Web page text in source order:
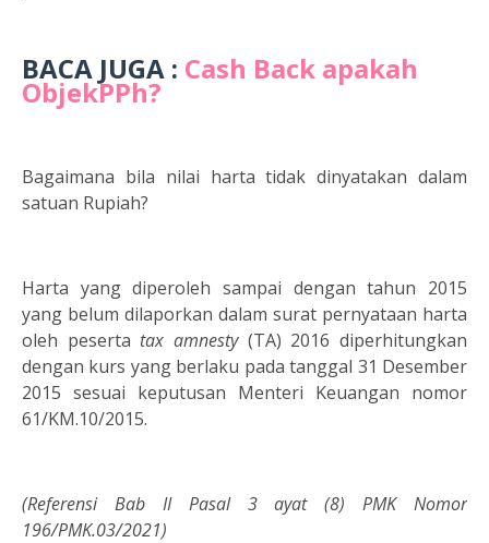
BACA JUGA : Cash Back apakah
ObjekPPh?
Bagaimana bila nilai harta tidak dinyatakan dalam
satuan Rupiah?
Harta yang diperoleh sampai dengan tahun 2015
yang belum dilaporkan dalam surat pernyataan harta
oleh peserta tax amnesty(TA) 2016 diperhitungkan
dengan kurs yang berlaku pada tanggal 31 Desember
2015 sesuai keputusan Menteri Keuangan nomor
61/KM.10/2015.
(Referensi Bab II Pasal 3 ayat (8) PMK Nomor
196/PMK.03/2021)